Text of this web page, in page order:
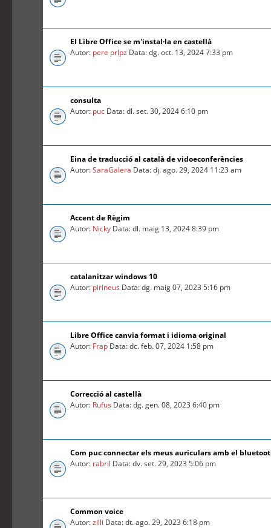
El Libre Office se m'instal·la en castellà
Autor: pere prlpz Data: dg. oct. 13, 2024 7:33 pm
consulta
Autor: puc Data: dl. set. 30, 2024 6:10 pm
Eina de traducció al català de vidoeconferències
Autor:SaraGalera Data: dj. ago. 29, 2024 11:23 am
Accent de Règim
Autor: Nicky Data: dl. maig 13, 2024 8:39 pm
catalanitzar windows 10
Autor: pirineus Data: dg. maig 07, 2023 5:16 pm
Libre Office canvia format i idioma original
Autor: Frap Data: dc. feb. 07, 2024 1:58 pm
Correcció al castellà
Autor: Rufus Data: dg. gen. 08, 2023 6:40 pm
Com puc connectar els meus auriculars amb el
Autor: rabril Data: dv. set. 29, 2023 5:06 pm
Common voice
Autor:zilli Data: dt. ago. 29, 2023 6:18 pm